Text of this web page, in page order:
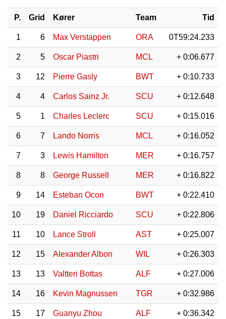
P. Grid Kører Team Tid
1 6 Max Verstappen ORA 0T59:24.233
2 5 Oscar Piastri MCL + 0:06.677
3 12 Pierre Gasly BWT + 0:10.733
4 4 Carlos Sainz Jr. SCU + 0:12.648
5 1 Charles Leclerc SCU + 0:15.016
6 7 Lando Norris MCL + 0:16.052
7 3 Lewis Hamilton MER + 0:16.757
8 8 George Russell MER + 0:16.822
9 14 Esteban Ocon BWT + 0:22.410
10 19 Daniel Ricciardo SCU + 0:22.806
11 10 Lance Stroll AST + 0:25.007
12 15 Alexander Albon WIL + 0:26.303
13 13 Valtteri Bottas ALF + 0:27.006
14 16 Kevin Magnussen TGR + 0:32.986
15 17 Guanyu Zhou ALF + 0:36.342